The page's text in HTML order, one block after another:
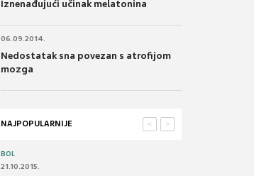
Iznenađujući učinak melatonina
06.09.2014.
Nedostatak sna povezan s atrofijom
mozga
NAJPOPULARNIJE >
<
BOL
21.10.2015.